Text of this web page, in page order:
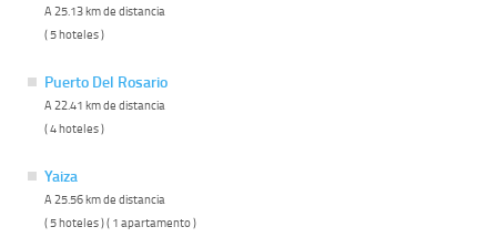
A 25.13 km de distancia
( 5 hoteles )
Puerto Del Rosario
A 22.41 km de distancia
( 4 hoteles )
Yaiza
A 25.56 km de distancia
( 5 hoteles ) ( 1 apartamento )